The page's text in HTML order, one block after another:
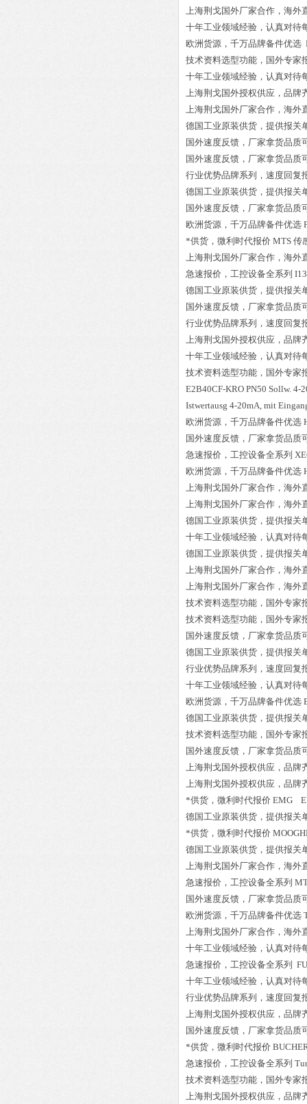
上海荆戈国外厂家合作，海外
十年工业领域经验，认真对待
欧洲货源，千万品牌备件优选
技术资料选型功能，国外专家
十年工业领域经验，认真对待
上海荆戈国外授权供应，品牌
上海荆戈国外厂家合作，海外
德国工业原装供货，提供报关
国外速度反馈，厂家拿货品质
国外速度反馈，厂家拿货品质
行业优势品牌系列，速度回复
德国工业原装供货，提供报关
国外速度反馈，厂家拿货品质
欧洲货源，千万品牌备件优选
*供货，微利时代报价 MTS 传
上海荆戈国外厂家合作，海外
急速报价，工控设备全系列
德国工业原装供货，提供报关
国外速度反馈，厂家拿货品质
行业优势品牌系列，速度回复
上海荆戈国外授权供应，品牌
十年工业领域经验，认真对待
技术资料选型功能，国外专家
E2B40CF-KRO PN50 Sollw. 4-
Istwertausg 4-20mA, mit
欧洲货源，千万品牌备件优选
国外速度反馈，厂家拿货品质
急速报价，工控设备全系列
欧洲货源，千万品牌备件优选
上海荆戈国外厂家合作，海外
上海荆戈国外厂家合作，海外
德国工业原装供货，提供报关
十年工业领域经验，认真对待
德国工业原装供货，提供报关
上海荆戈国外厂家合作，海外
上海荆戈国外厂家合作，海外
技术资料选型功能，国外专家
技术资料选型功能，国外专家
国外速度反馈，厂家拿货品质
德国工业原装供货，提供报关
行业优势品牌系列，速度回复
十年工业领域经验，认真对待
欧洲货源，千万品牌备件优选
德国工业原装供货，提供报关
技术资料选型功能，国外专家
国外速度反馈，厂家拿货品质
上海荆戈国外授权供应，品牌
上海荆戈国外授权供应，品牌
*供货，微利时代报价 EMG
德国工业原装供货，提供报关
*供货，微利时代报价
德国工业原装供货，提供报关
上海荆戈国外厂家合作，海外
急速报价，工控设备全系列
国外速度反馈，厂家拿货品质
欧洲货源，千万品牌备件优选
上海荆戈国外厂家合作，海外
十年工业领域经验，认真对待
急速报价，工控设备全系列
十年工业领域经验，认真对待
行业优势品牌系列，速度回复
上海荆戈国外授权供应，品牌
国外速度反馈，厂家拿货品质
*供货，微利时代报价
急速报价，工控设备全系列
技术资料选型功能，国外专家
上海荆戈国外授权供应，品牌